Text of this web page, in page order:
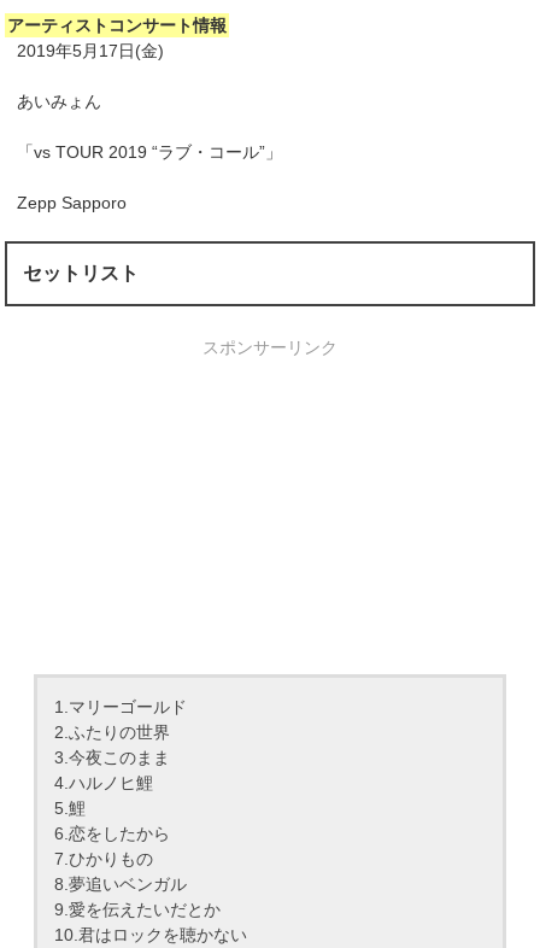
アーティストコンサート情報
2019年5月17日(金)
あいみょん
「vs TOUR 2019 “ラブ・コール”」
Zepp Sapporo
セットリスト
スポンサーリンク
1.マリーゴールド
2.ふたりの世界
3.今夜このまま
4.ハルノヒ鯉
5.鯉
6.恋をしたから
7.ひかりもの
8.夢追いベンガル
9.愛を伝えたいだとか
10.君はロックを聴かない